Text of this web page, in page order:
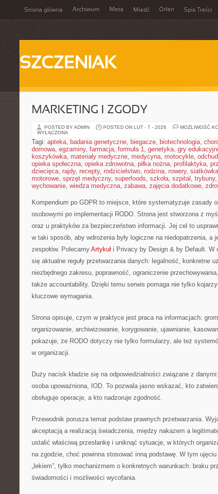
Strona główna Archiwum Meta Miedź Orlen Spis Treści
SZCZENIAK
MARKETING I ZGODY
POSTED BY ADMIN POSTED ON LUT - 7 - 2026
MOŻLIWOŚĆ
WYŁĄCZONA
Tagi: apteka, badania genetyczne, biegacze, biotechnologia,
domowa, egzaminy, farmacja, formuła 1, genetyka, gry
koszykówka, materiały medyczne, medycyna, motocykle,
opieka społeczna, opieka zdrowotna, piłka nożna, profilaktyka,
dziecięca, rajdy, recepty, rodzicielstwo, rodzina, rowery, siatkówka
motorowe, sprzęt medyczny, superfoods, szkoła, szpital , trybuny
wychowanie, wiedza medyczna, zabawa, zajęcia dodatkowe,
Kompendium po GDPR to miejsce, które systematyzuje zasady
osobowymi po implementacji RODO. Strona jest stworzona z
oraz u praktyków za bezpieczeństwo informacji. Jej cel to
w taki sposób, aby wdrożenia były logiczne na niedopatrzenia, a
zespołów. Polecamy Artykuł i Privacy by Design & by Default. W
się aktualne reguły przetwarzania danych: legalność, konkretne
niezbędnego zakresu, poprawność, ograniczenie
także accountability. Dzięki temu serwis pomaga nie tylko
kluczowe wymagania.
Strona opisuje, czym w praktyce jest praca na informacjach:
organizowanie, archiwizowanie, korygowanie, ujawnianie,
pokazuje, że RODO dotyczy nie tylko formularzy, ale też
w organizacji.
Duży nacisk kładzie się na odpowiedzialności związane z
osoba upoważniona, IOD. To pozwala jasno wskazać, kto
obsługuje operacje, a kto nadzoruje zgodność.
Przewodnik porusza temat podstaw prawnych przetwarzania.
akceptacją a realizacją świadczenia, między nakazem a
ustalić właściwą przesłankę i uniknąć sytuacje, w których
na zgodzie, choć powinna stosować inną podstawę. W tym
„lekiem”, tylko mechanizmem o konkretnych warunkach: braku
świadomości i możliwości wycofania.